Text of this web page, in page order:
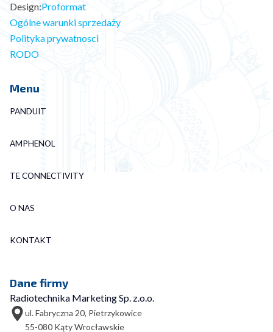
Design:Proformat
Ogólne warunki sprzedaży
Polityka prywatnosci
RODO
Menu
PANDUIT
AMPHENOL
TE CONNECTIVITY
O NAS
KONTAKT
Dane firmy
Radiotechnika Marketing Sp. z.o.o.
ul. Fabryczna 20, Pietrzykowice
55-080 Kąty Wrocławskie